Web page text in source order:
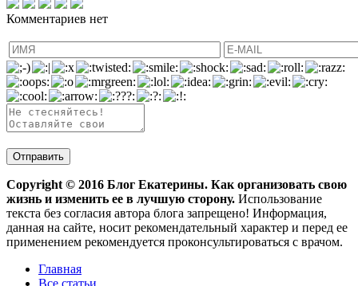
Комментариев нет
Copyright © 2016 Блог Екатерины. Как организовать свою
жизнь и изменить ее в лучшую сторону. Использование
текста без согласия автора блога запрещено! Информация,
данная на сайте, носит рекомендательный характер и перед ее
применением рекомендуется проконсультироваться с врачом.
Главная
Все статьи